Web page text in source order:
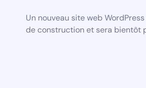
Un nouveau site web
de construction et sera bientôt